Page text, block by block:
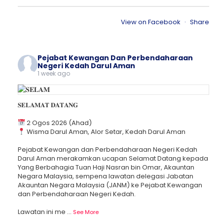
View on Facebook · Share
Pejabat Kewangan Dan Perbendaharaan
Negeri Kedah Darul Aman
1 week ago
𝐒𝐄𝐋𝐀𝐌𝐀𝐓 𝐃𝐀𝐓𝐀𝐍𝐆
2 Ogos 2026 (Ahad)
Wisma Darul Aman, Alor Setar, Kedah Darul Aman
Pejabat Kewangan dan Perbendaharaan Negeri Kedah
Darul Aman merakamkan ucapan Selamat Datang kepada
Yang Berbahagia Tuan Haji Nasran bin Omar, Akauntan
Negara Malaysia, sempena lawatan delegasi Jabatan
Akauntan Negara Malaysia (JANM) ke Pejabat Kewangan
dan Perbendaharaan Negeri Kedah.
Lawatan ini me ... See More